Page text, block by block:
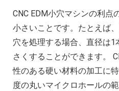
CNC EDM小穴マシンの利点
小さいことです。たとえば
穴を処理する場合、直径は
さくすることができます。
性のある硬い材料の加工に
度の丸いマイクロホールの